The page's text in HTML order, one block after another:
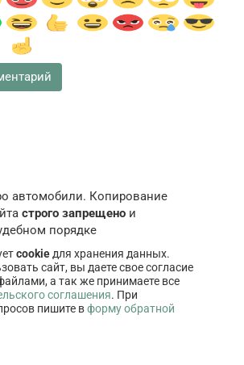
автомобили. Копирование
строго запрещено и
порядке
cookie для хранения данных.
сайт, вы даете свое согласие
а так же принимаете все
соглашения. При
пишите вформу обратной